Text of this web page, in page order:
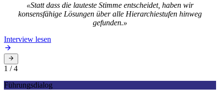
«Statt dass die lauteste Stimme entscheidet, haben wir
konsensfähige Lösungen über alle Hierarchiestufen hinweg
gefunden.»
Interview lesen
1 /4
Führungsdialog